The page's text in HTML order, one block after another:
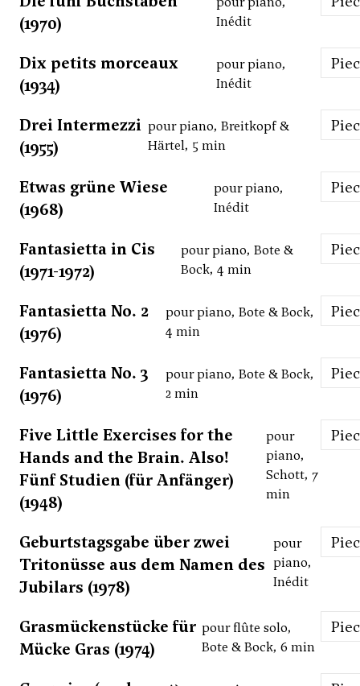
(1970)
Inédit
Dix petits morceaux
(1934)
pour piano,
Inédit
Drei Intermezzi
(1955)
pour piano, Breitkopf &
Härtel, 5 min
Etwas grüne Wiese
(1968)
pour piano,
Inédit
Fantasietta in Cis
(1971-1972)
pour piano, Bote &
Bock, 4 min
Fantasietta No. 2
(1976)
pour piano, Bote & Bock,
4 min
Fantasietta No. 3
(1976)
pour piano, Bote & Bock,
2 min
Five Little Exercises for the
Hands and the Brain. Also!
Fünf Studien (für Anfänger)
(1948)
pour
piano,
Schott, 7
min
Geburtstagsgabe über zwei
Tritonüsse aus dem Namen des
Jubilars (1978)
pour
piano,
Inédit
Grasmückenstücke für
Mücke Gras (1974)
pour flûte solo,
Bote & Bock, 6 min